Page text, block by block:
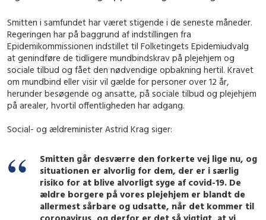
Smitten i samfundet har været stigende i de seneste måneder.
Regeringen har på baggrund af indstillingen fra
Epidemikommissionen indstillet til Folketingets Epidemiudvalg
at genindføre de tidligere mundbindskrav på plejehjem og
sociale tilbud og fået den nødvendige opbakning hertil. Kravet
om mundbind eller visir vil gælde for personer over 12 år,
herunder besøgende og ansatte, på sociale tilbud og plejehjem
på arealer, hvortil offentligheden har adgang.
Social- og ældreminister Astrid Krag siger:
Smitten går desværre den forkerte vej lige nu, og
situationen er alvorlig for dem, der er i særlig
risiko for at blive alvorligt syge af covid-19. De
ældre borgere på vores plejehjem er blandt de
allermest sårbare og udsatte, når det kommer til